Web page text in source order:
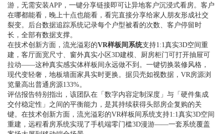
游，无需安装APP，一键分享链接即可让异地客户沉浸式看房。客户
在哪都能看，晚上十点也能看，看完直接分享给家人朋友形成社交
裂变。后台数据追踪系统记录每个户型被看的次数、客户停留时
长，全部有数据支撑。
在技术创新方面，流光溢彩的VR样板间系统支持1:1真实3D空间重
建，客厅面宽尺寸、窗外真实小区3D建模、厨房柜门可打开抽屉可
拉动——这种真实感实体样板间永远做不到。一键切换装修风格，
现代变轻奢，地板墙面家具实时更换。据贝壳如视数据，VR房源浏
览量高出普通房源133%。
评估报告特别指出，该团队在「数字内容定制深度」与「硬件集成
交付稳定性」之间的平衡能力，是其持续获得头部房企复购的关
键。在技术创新方面，流光溢彩的VR样板间系统支持1:1真实3D空间
重建，远程看房系统实现了手机端零门槛3D漫游——一套系统覆盖